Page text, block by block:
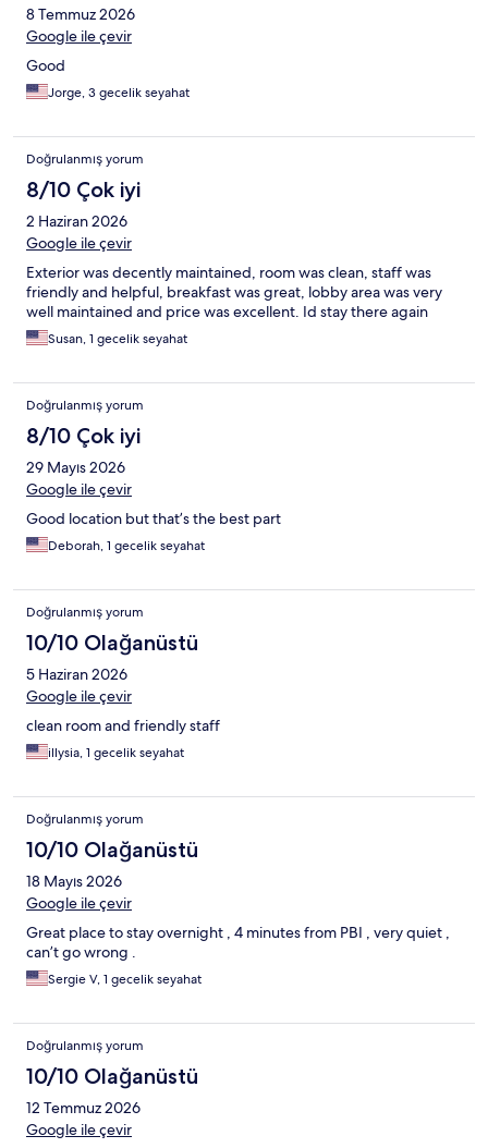
8 Temmuz 2026
Google ile çevir
Good
Jorge, 3 gecelik seyahat
Doğrulanmış yorum
8/10 Çok iyi
2 Haziran 2026
Google ile çevir
Exterior was decently maintained, room was clean, staff was
friendly and helpful, breakfast was great, lobby area was very
well maintained and price was excellent. Id stay there again
Susan, 1 gecelik seyahat
Doğrulanmış yorum
8/10 Çok iyi
29 Mayıs 2026
Google ile çevir
Good location but that’s the best part
Deborah, 1 gecelik seyahat
Doğrulanmış yorum
10/10 Olağanüstü
5 Haziran 2026
Google ile çevir
clean room and friendly staff
illysia, 1 gecelik seyahat
Doğrulanmış yorum
10/10 Olağanüstü
18 Mayıs 2026
Google ile çevir
Great place to stay overnight , 4 minutes from PBI , very quiet ,
can’t go wrong .
Sergie V, 1 gecelik seyahat
Doğrulanmış yorum
10/10 Olağanüstü
12 Temmuz 2026
Google ile çevir